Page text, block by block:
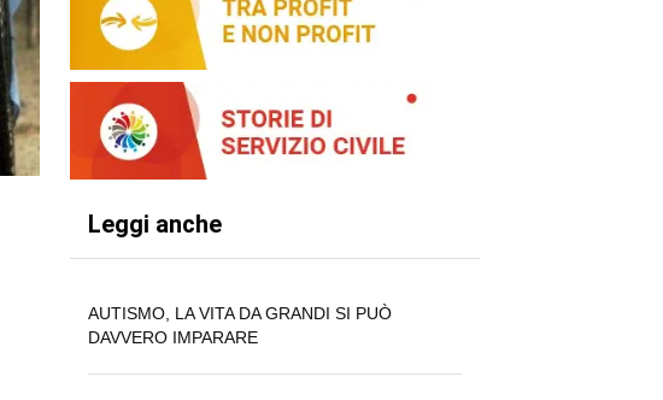
Leggi anche
AUTISMO, LA VITA DA GRANDI SI PUÒ
DAVVERO IMPARARE